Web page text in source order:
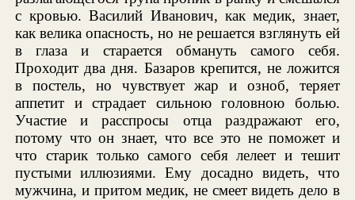
с кровью. Василий Иванович, как медик, знает,
как велика опасность, но не решается взглянуть ей
в глаза и старается обмануть самого себя.
Проходит два дня. Базаров крепится, не ложится
в постель, но чувствует жар и озноб, теряет
аппетит и страдает сильною головною болью.
Участие и расспросы отца раздражают его,
потому что он знает, что все это не поможет и
что старик только самого себя лелеет и тешит
пустыми иллюзиями. Ему досадно видеть, что
мужчина, и притом медик, не смеет видеть дело в